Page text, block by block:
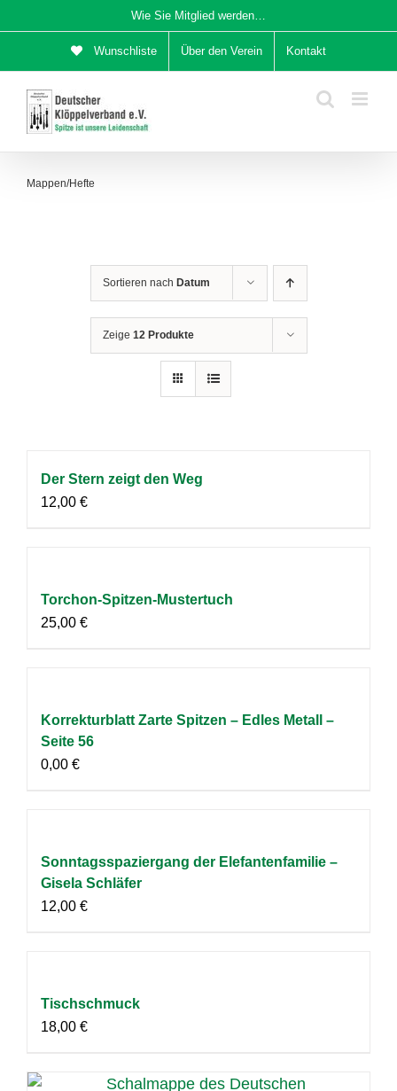
Inhalt
Wie Sie Mitglied werden…
Wunschliste Über den Verein Kontakt
Mappen/Hefte
Sortieren nach Datum
Zeige 12 Produkte
Der Stern zeigt den Weg
12,00 €
Torchon-Spitzen-Mustertuch
25,00 €
Korrekturblatt Zarte Spitzen – Edles Metall –
Seite 56
0,00 €
Sonntagsspaziergang der Elefantenfamilie –
Gisela Schläfer
12,00 €
Tischschmuck
18,00 €